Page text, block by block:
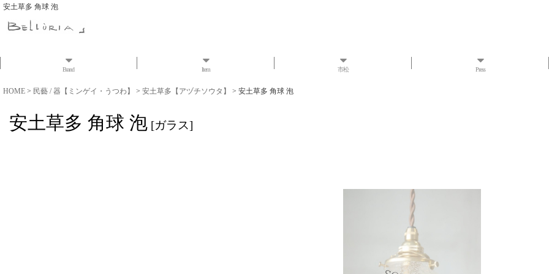
安土草多 角球 泡
Brand Item 市松 Press
HOME > 民藝 / 器【ミンゲイ・うつわ】 > 安土草多【アヅチソウタ】 > 安土草多 角球 泡
安土草多 角球 泡 [ガラス]